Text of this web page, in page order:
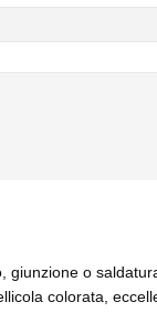
giunzione o
colorata,